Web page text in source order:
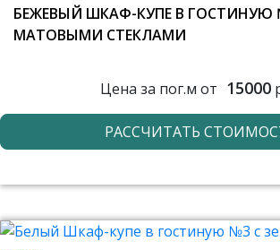
БЕЖЕВЫЙ ШКАФ-КУПЕ В ГОСТИНУЮ
МАТОВЫМИ СТЕКЛАМИ
Цена за пог.м от 15000
РАССЧИТАТЬ